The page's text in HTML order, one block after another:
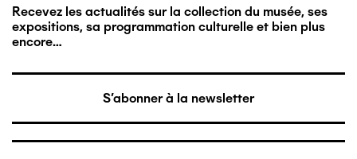
Recevez les actualités sur la collection du musée, ses
expositions, sa programmation culturelle et bien plus
encore…
S'abonner à la newsletter